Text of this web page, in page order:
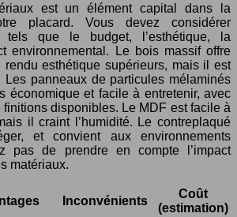
est un élément capital dans la
placard. Vous devez considérer
tels que le budget, l’esthétique, la
environnemental. Le bois massif offre
esthétique supérieurs, mais il est
Les panneaux de particules mélaminés
économique et facile à entretenir, avec
disponibles. Le MDF est facile à
il craint l’humidité. Le contreplaqué
et convient aux environnements
pas de prendre en compte l’impact
matériaux.
Inconvénients
Coût
(estimation)